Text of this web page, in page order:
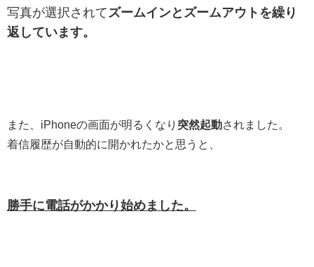
写真が選択されて ズームインとズームアウトを繰り
返しています。
また、iPhoneの画面が明るくなり 突然起動されました。
着信履歴が自動的に開かれたかと思うと、
勝手に電話がかかり始めました。